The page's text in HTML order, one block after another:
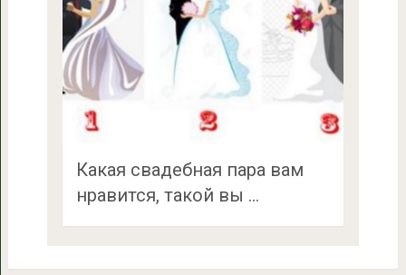
Какая свадебная пара вам
нравится, такой вы …